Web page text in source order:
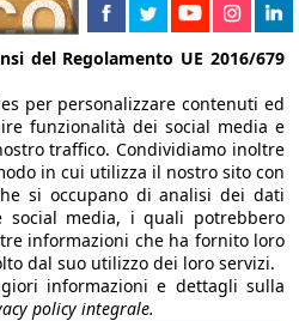
del Regolamento UE 2016/679
per personalizzare contenuti ed
funzionalità dei social media e
traffico. Condividiamo inoltre
in cui utilizza il nostro sito con
si occupano di analisi dei dati
social media, i quali potrebbero
informazioni che ha fornito loro
dal suo utilizzo dei loro servizi.
informazioni e dettagli sulla
policy integrale.